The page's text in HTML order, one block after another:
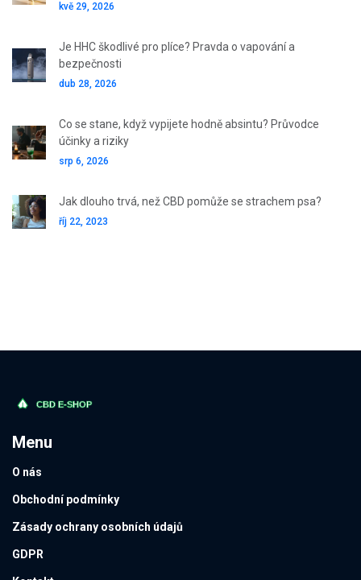
kvě 29, 2026
Je HHC škodlivé pro plíce? Pravda o vapování a
bezpečnosti
dub 28, 2026
Co se stane, když vypijete hodně absintu? Průvodce
účinky a riziky
srp 6, 2026
Jak dlouho trvá, než CBD pomůže se strachem psa?
říj 22, 2023
Menu
O nás
Obchodní podmínky
Zásady ochrany osobních údajů
GDPR